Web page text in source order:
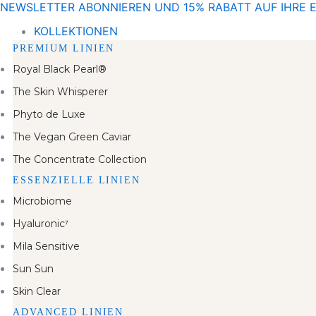
Zum
Inhalt
springen
NEWSLETTER ABONNIEREN UND 15% RABATT AUF IHRE
KOLLEKTIONEN
PREMIUM LINIEN
Royal Black Pearl®
The Skin Whisperer
Phyto de Luxe
The Vegan Green Caviar
The Concentrate Collection
ESSENZIELLE LINIEN
Microbiome
Hyaluronic⁷
Mila Sensitive
Sun Sun
Skin Clear
ADVANCED LINIEN